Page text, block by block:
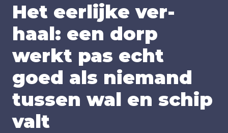
Het eer­lij­ke ver­
haal: een dorp
werkt pas echt
goed als nie­mand
tus­sen wal en schip
valt